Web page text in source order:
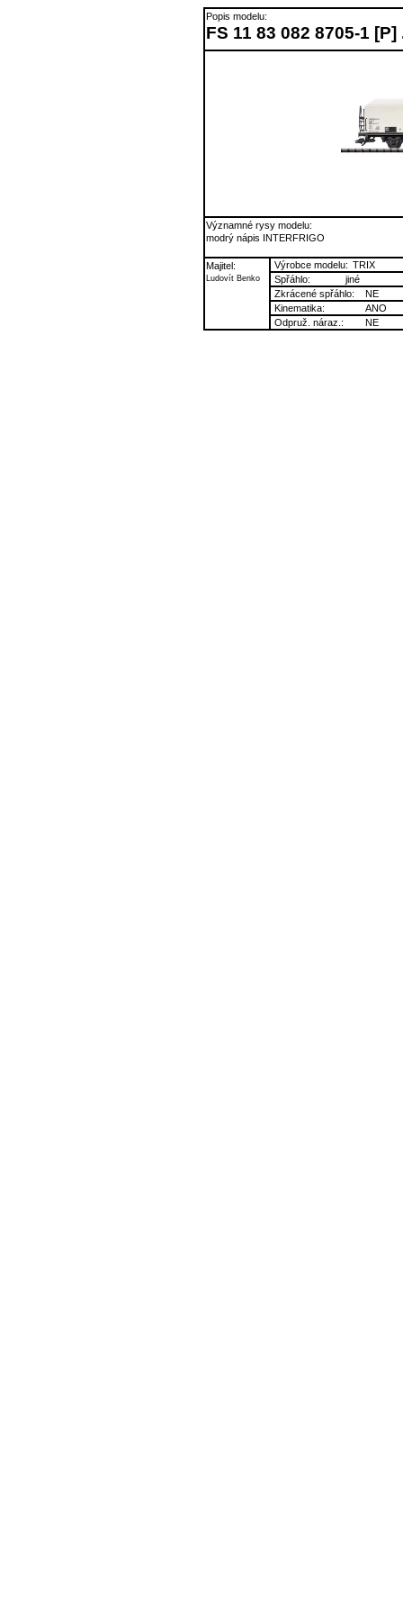
Popis modelu:
FS 11 83 082 8705-1 [P]
Významné rysy modelu:
modrý nápis INTERFRIGO
Majitel:
Ludovít Benko
Výrobce modelu: TRIX
Spřáhlo:
jiné
Zkrácené spřáhlo:
NE
Kinematika:
ANO
Odpruž. náraz.:
NE